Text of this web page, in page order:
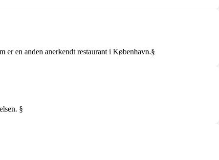
er en anden anerkendt restaurant i København.§
§